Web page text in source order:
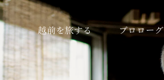
越前を旅する プロローグ